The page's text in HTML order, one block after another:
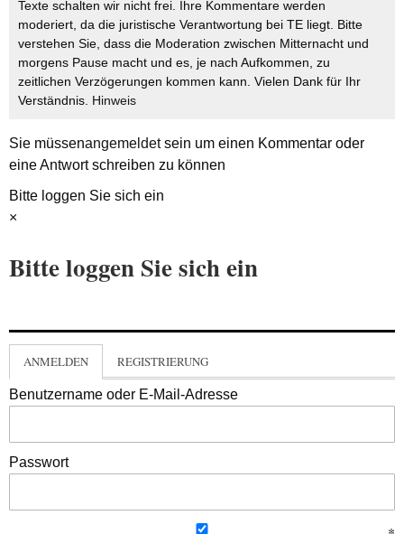
Texte schalten wir nicht frei. Ihre Kommentare werden
moderiert, da die juristische Verantwortung bei TE liegt. Bitte
verstehen Sie, dass die Moderation zwischen Mitternacht und
morgens Pause macht und es, je nach Aufkommen, zu
zeitlichen Verzögerungen kommen kann. Vielen Dank für Ihr
Verständnis. Hinweis
Sie müssenangemeldetsein um einen Kommentar oder
eine Antwort schreiben zu können
Bitte loggen Sie sich ein
×
Bitte loggen Sie sich ein
ANMELDEN REGISTRIERUNG
Benutzername oder E-Mail-Adresse
Passwort